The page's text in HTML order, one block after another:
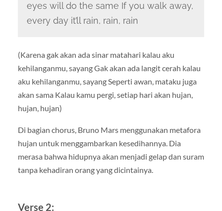
eyes will do the same If you walk away,
everyday it’ll rain, rain, rain
(Karena gak akan ada sinar matahari kalau aku
kehilanganmu, sayang Gak akan ada langit cerah kalau
aku kehilanganmu, sayang Seperti awan, mataku juga
akan sama Kalau kamu pergi, setiap hari akan hujan,
hujan, hujan)
Di bagian chorus, Bruno Mars menggunakan metafora
hujan untuk menggambarkan kesedihannya. Dia
merasa bahwa hidupnya akan menjadi gelap dan suram
tanpa kehadiran orang yang dicintainya.
Verse 2: